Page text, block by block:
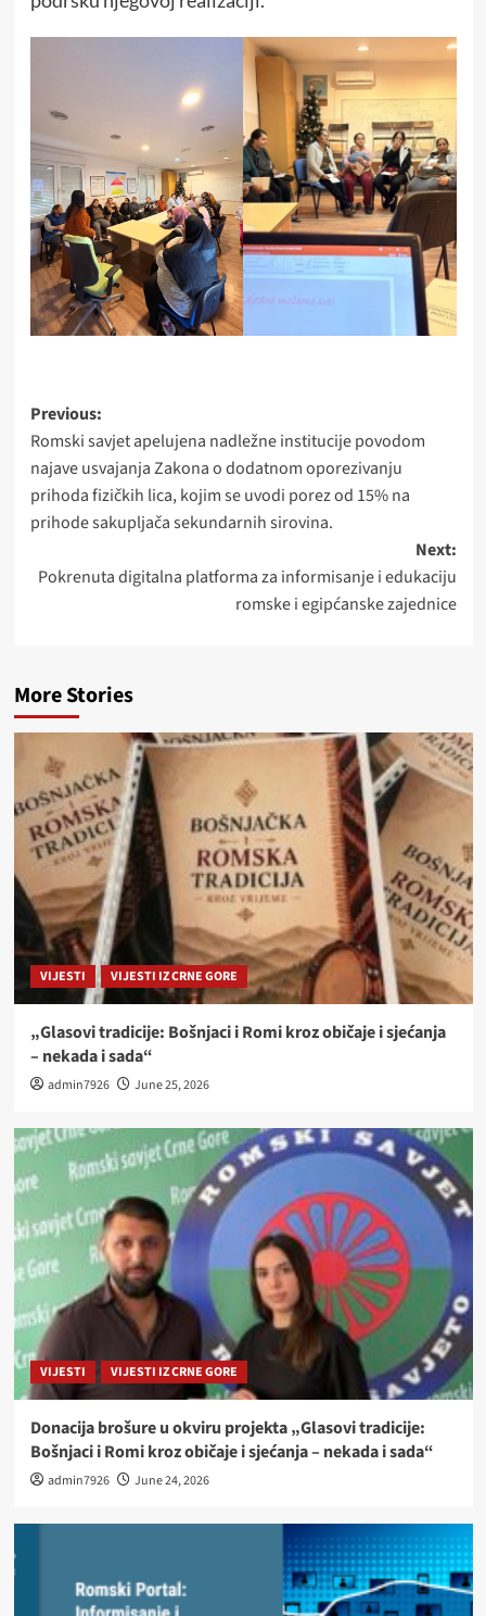
Post
navigation
Previous:
Romski savjet apelujena nadležne institucije povodom
najave usvajanja Zakona o dodatnom oporezivanju
prihoda fizičkih lica, kojim se uvodi porez od 15% na
prihode sakupljača sekundarnih sirovina.
Next:
Pokrenuta digitalna platforma za informisanje i edukaciju
romske i egipćanske zajednice
More Stories
VIJESTI VIJESTI IZ CRNE GORE
„Glasovi tradicije: Bošnjaci i Romi kroz običaje i sjećanja
– nekada i sada“
admin7926 June 25, 2026
VIJESTI VIJESTI IZ CRNE GORE
Donacija brošure u okviru projekta „Glasovi tradicije:
Bošnjaci i Romi kroz običaje i sjećanja – nekada i sada“
admin7926 June 24, 2026